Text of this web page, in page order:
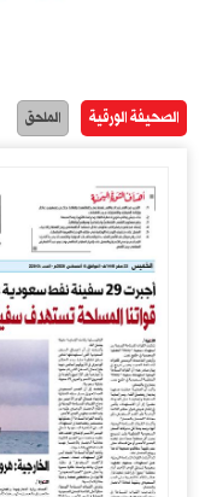
الصحيفة الورقية الملحق